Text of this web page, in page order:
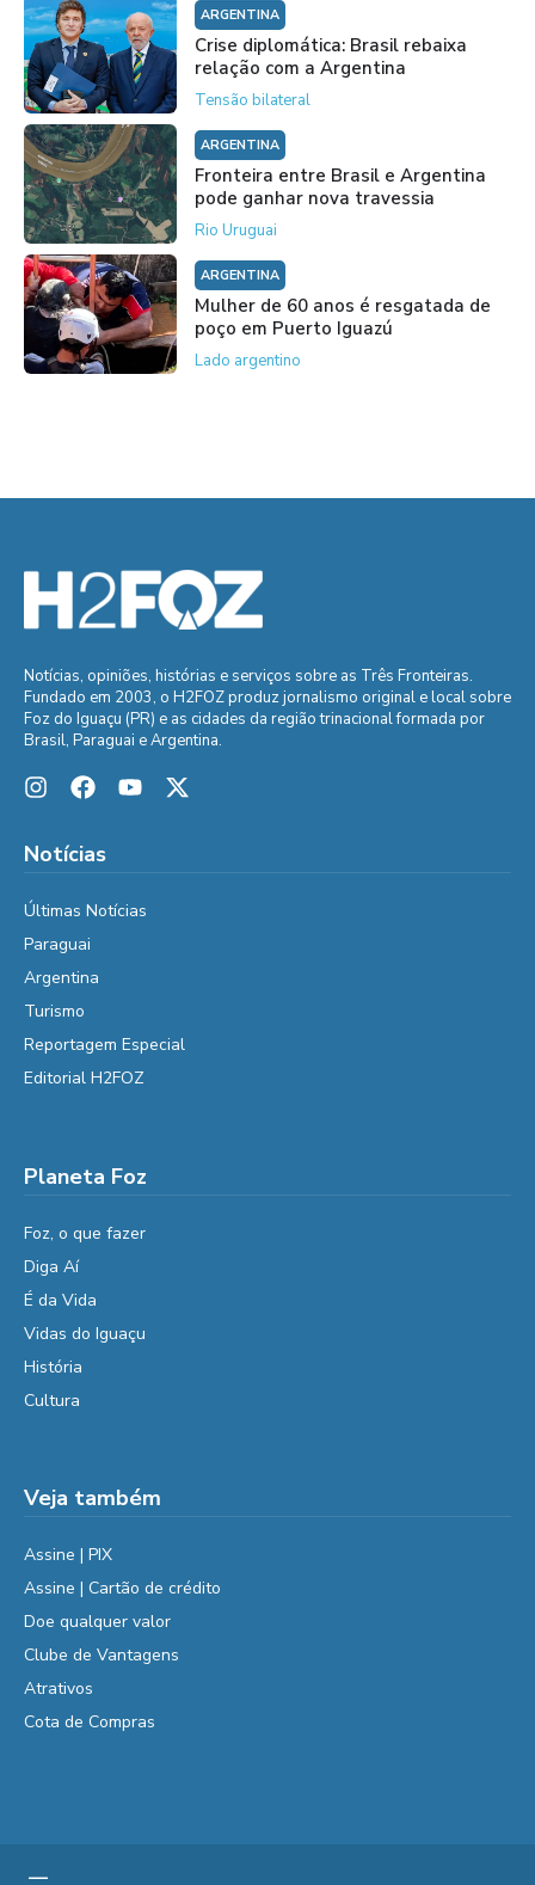
ARGENTINA
Crise diplomática: Brasil rebaixa
relação com a Argentina
Tensão bilateral
ARGENTINA
Fronteira entre Brasil e Argentina
pode ganhar nova travessia
Rio Uruguai
ARGENTINA
Mulher de 60 anos é resgatada de
poço em Puerto Iguazú
Lado argentino
Notícias, opiniões, histórias e serviços sobre as Três Fronteiras.
Fundado em 2003, o H2FOZ produz jornalismo original e local sobre
Foz do Iguaçu (PR) e as cidades da região trinacional formada por
Brasil, Paraguai e Argentina.
Notícias
Últimas Notícias
Paraguai
Argentina
Turismo
Reportagem Especial
Editorial H2FOZ
Planeta Foz
Foz, o que fazer
Diga Aí
É da Vida
Vidas do Iguaçu
História
Cultura
Veja também
Assine | PIX
Assine | Cartão de crédito
Doe qualquer valor
Clube de Vantagens
Atrativos
Cota de Compras